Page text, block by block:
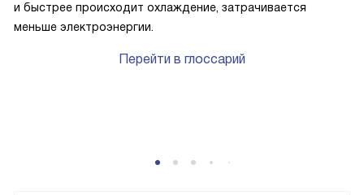
и быстрее происходит охлаждение, затрачивается
меньше электроэнергии.
Перейти в глоссарий